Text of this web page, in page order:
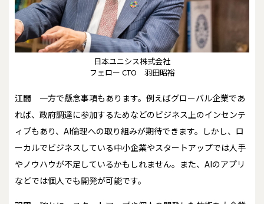
日本ユニシス株式会社
フェロー CTO 羽田昭裕
江間 一方で懸念事項もあります。例えばグローバル企業であ
れば、政府調達に参加するためなどのビジネス上のインセンテ
ィブもあり、AI倫理への取り組みが期待できます。しかし、ロ
ーカルでビジネスしている中小企業やスタートアップでは人手
やノウハウが不足しているかもしれません。また、AIのアプリ
などでは個人でも開発が可能です。